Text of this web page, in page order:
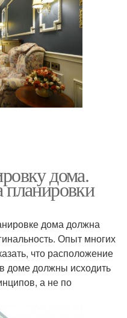
дома.
планировки
дома должна
Опыт многих
что расположение
доме должны исходить
а не по